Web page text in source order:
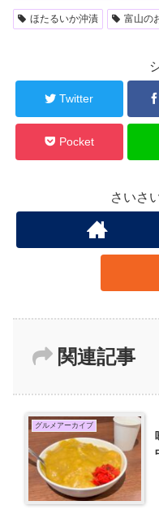
ほたるいか沖漬 富山の
Twitter
Pocket
さいさ
関連記事
グルメアーカイブ